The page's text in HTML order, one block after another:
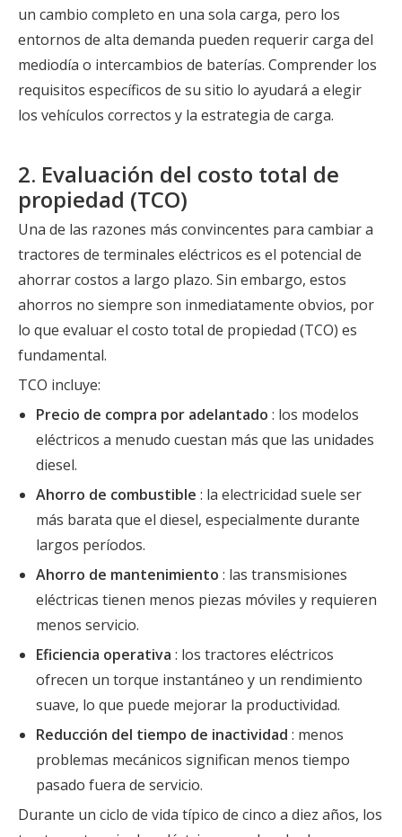
un cambio completo en una sola carga, pero los
entornos de alta demanda pueden requerir carga del
mediodía o intercambios de baterías. Comprender los
requisitos específicos de su sitio lo ayudará a elegir
los vehículos correctos y la estrategia de carga.
2. Evaluación del costo total de
propiedad (TCO)
Una de las razones más convincentes para cambiar a
tractores de terminales eléctricos es el potencial de
ahorrar costos a largo plazo. Sin embargo, estos
ahorros no siempre son inmediatamente obvios, por
lo que evaluar el costo total de propiedad (TCO) es
fundamental.
TCO incluye:
Precio de compra por adelantado : los modelos
eléctricos a menudo cuestan más que las unidades
diesel.
Ahorro de combustible : la electricidad suele ser
más barata que el diesel, especialmente durante
largos períodos.
Ahorro de mantenimiento : las transmisiones
eléctricas tienen menos piezas móviles y requieren
menos servicio.
Eficiencia operativa : los tractores eléctricos
ofrecen un torque instantáneo y un rendimiento
suave, lo que puede mejorar la productividad.
Reducción del tiempo de inactividad : menos
problemas mecánicos significan menos tiempo
pasado fuera de servicio.
Durante un ciclo de vida típico de cinco a diez años, los